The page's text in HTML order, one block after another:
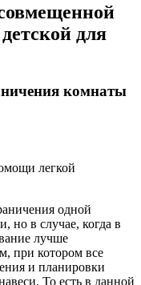
для
комнаты
легкой
одной
но в случае, когда в
лучше
при котором все
и планировки
То есть в данной